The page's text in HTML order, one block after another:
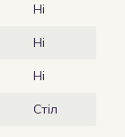
Ні
Ні
Ні
Стіл